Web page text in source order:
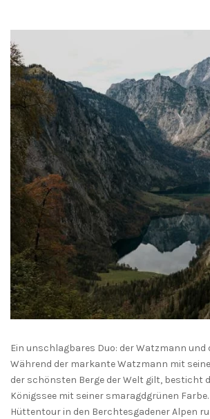
Ein unschlagbares Duo: der Watzmann und
Während der markante Watzmann mit
der schönsten Berge der Welt gilt, besticht
Königssee mit seiner smaragdgrünen
Hüttentour in den Berchtesgadener Alpen